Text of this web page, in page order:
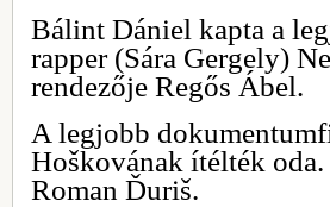
Bálint Dániel kapta a
rapper (Sára Gergely)
rendezője Regős Ábel.
A legjobb
Hoškovának ítélték
Roman Ďuriš.